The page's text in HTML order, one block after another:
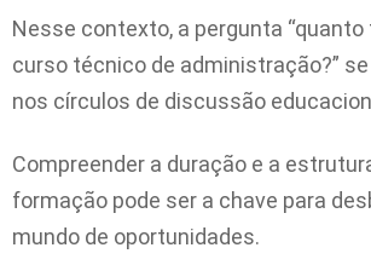
Nesse contexto, a pergunta
curso técnico de administração?”
nos círculos de discussão
Compreender a duração e a
formação pode ser a chave para
mundo de oportunidades.